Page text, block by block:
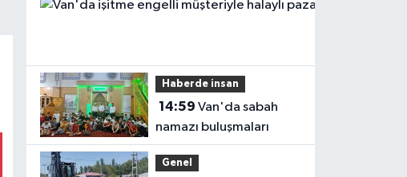
gülümsetti
Haberde insan
14:59
namazı buluşmaları
Genel